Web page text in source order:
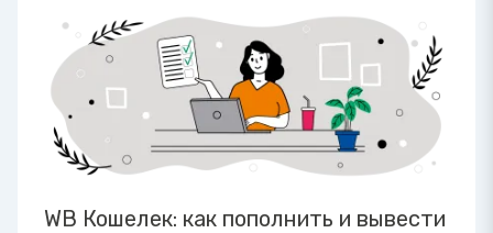
WB Кошелек: как пополнить и вывести